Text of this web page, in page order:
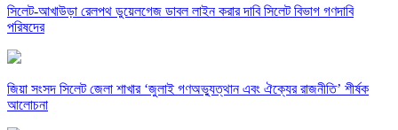
সিলেট-আখাউড়া রেলপথ ডুয়েলগেজ ডাবল লাইন করার দাবি সিলেট বিভাগ গণদাবি
পরিষদের
জিয়া সংসদ সিলেট জেলা শাখার ‘জুলাই গণঅভ্যুত্থান এবং ঐক্যের রাজনীতি’ শীর্ষক
আলোচনা